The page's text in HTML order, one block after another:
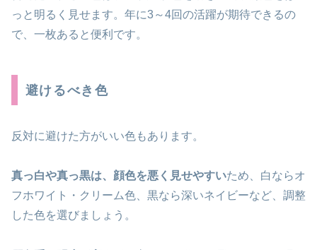
っと明るく見せます。年に3～4回の活躍が期待できるの
で、一枚あると便利です。
避けるべき色
反対に避けた方がいい色もあります。
真っ白や真っ黒は、顔色を悪く見せやすいため、白ならオ
フホワイト・クリーム色、黒なら深いネイビーなど、調整
した色を選びましょう。